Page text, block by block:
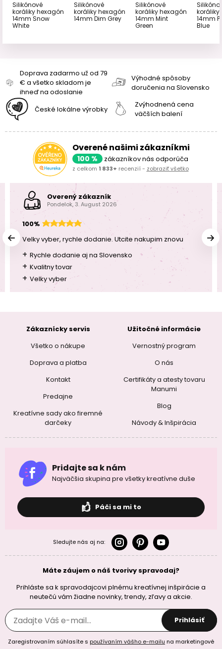
Silikónové
koráliky hexagón
14mm Snow
White
Silikónové
koráliky hexagón
14mm Dim Grey
Silikónové
koráliky hexagón
14mm Mint
Green
koráliky
14mm
Blue
Doprava zadarmo už od 79
€ a všetko skladom je
ihneď na odoslanie
Výhodné spôsoby
doručenia na Slovensko
České lokálne výrobky
Zvýhodnená cena
väčších balení
Overené našimi zákazníkmi
100 % zákazníkov nás odporúča
z celkom 1 833+ recenzií - zobraziť všetko
Overený zákazník
Pondelok, 3. August 2026
100%
Velky vyber, rychle dodanie. Utcite nakupim znovu
+ Rychle dodanie aj na Slovensko
+ Kvalitny tovar
+ Velky vyber
Zákaznícky servis
Všetko o nákupe
Doprava a platba
Kontakt
Predajne
Kreatívne sady ako firemné
darčeky
Užitočné informácie
Vernostný program
O nás
Certifikáty a atesty tovaru
Manumi
Blog
Návody & Inšpirácia
Pridajte sa k nám
Najväčšia skupina pre všetky kreatívne duše
Páči sa mi to
Sledujte nás aj na:
Máte záujem o náš tvorivy spravodaj?
Prihláste sa k spravodajcovi plnému kreatívnej inšpirácie a
neutečú vám žiadne novinky, trendy, zľavy a akcie.
Prihlásiť
Zaregistrovaním súhlasíte s používaním vášho e-mailu na marketingové